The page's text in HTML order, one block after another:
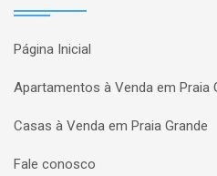
Página Inicial
Apartamentos à Venda em Praia
Casas à Venda em Praia Grande
Fale conosco